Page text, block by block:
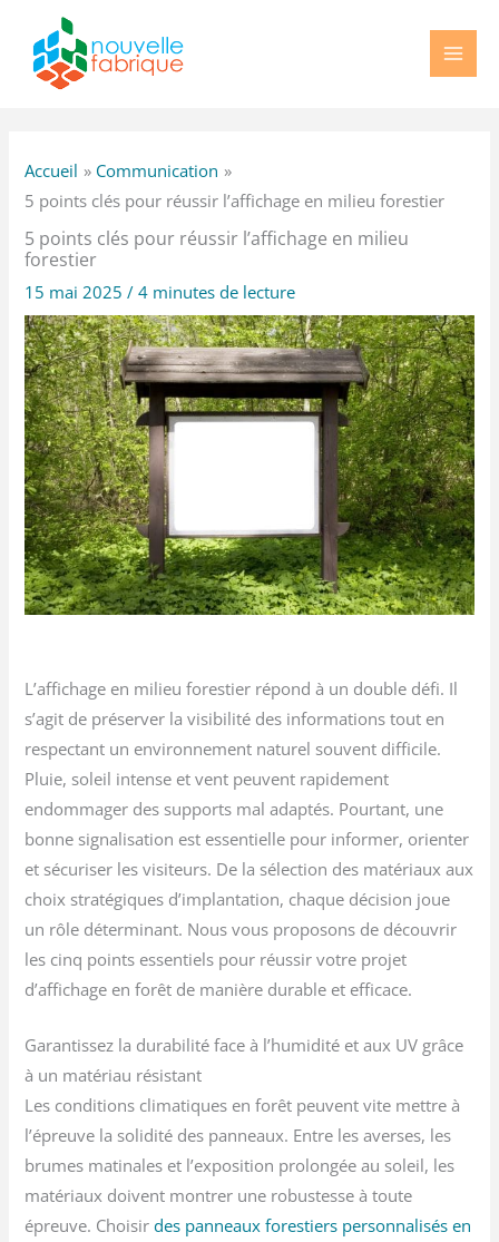
contenu
Accueil
Communication
5 points clés pour réussir l’affichage en milieu forestier
5 points clés pour réussir l’affichage en milieu
forestier
15 mai 2025/4 minutes de lecture
L’affichage en milieu forestier répond à un double défi. Il
s’agit de préserver la visibilité des informations tout en
respectant un environnement naturel souvent difficile.
Pluie, soleil intense et vent peuvent rapidement
endommager des supports mal adaptés. Pourtant, une
bonne signalisation est essentielle pour informer, orienter
et sécuriser les visiteurs. De la sélection des matériaux aux
choix stratégiques d’implantation, chaque décision joue
un rôle déterminant. Nous vous proposons de découvrir
les cinq points essentiels pour réussir votre projet
d’affichage en forêt de manière durable et efficace.
Garantissez la durabilité face à l’humidité et aux UV grâce
à un matériau résistant
Les conditions climatiques en forêt peuvent vite mettre à
l’épreuve la solidité des panneaux. Entre les averses, les
brumes matinales et l’exposition prolongée au soleil, les
matériaux doivent montrer une robustesse à toute
épreuve. Choisirdes panneaux forestiers personnalisés en